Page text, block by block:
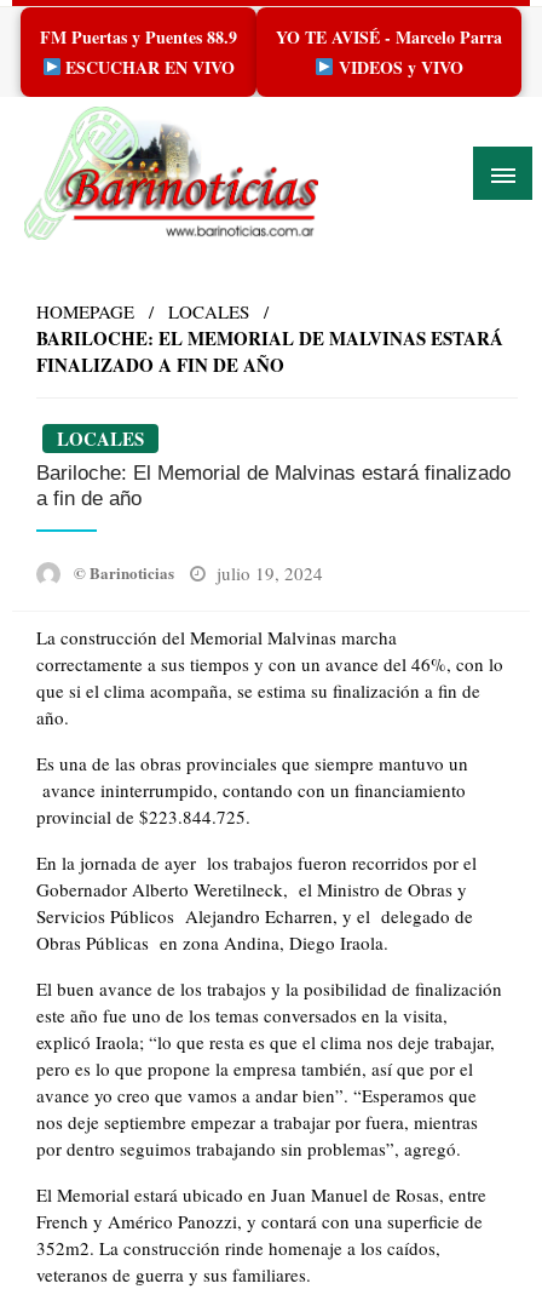
Skip
content
FM Puertas y Puentes 88.9
ESCUCHAR EN VIVO
YO TE AVISÉ - Marcelo Parra
VIDEOS y VIVO
HOMEPAGE LOCALES
BARILOCHE: EL MEMORIAL DE MALVINAS ESTARÁ
FINALIZADO A FIN DE AÑO
LOCALES
Bariloche: El Memorial de Malvinas estará finalizado
a fin de año
© Barinoticias
Posted
julio 19, 2024
La construcción del Memorial Malvinas marcha
correctamente a sus tiempos y con un avance del 46%, con lo
que si el clima acompaña, se estima su finalización a fin de
año.
Es una de las obras provinciales que siempre mantuvo un
avance ininterrumpido, contando con un financiamiento
provincial de $223.844.725.
En la jornada de ayer los trabajos fueron recorridos por el
Gobernador Alberto Weretilneck, el Ministro de Obras y
Servicios Públicos Alejandro Echarren, y el delegado de
Obras Públicas en zona Andina, Diego Iraola.
El buen avance de los trabajos y la posibilidad de finalización
este año fue uno de los temas conversados en la visita,
explicó Iraola; “lo que resta es que el clima nos deje trabajar,
pero es lo que propone la empresa también, así que por el
avance yo creo que vamos a andar bien”. “Esperamos que
nos deje septiembre empezar a trabajar por fuera, mientras
por dentro seguimos trabajando sin problemas”, agregó.
El Memorial estará ubicado en Juan Manuel de Rosas, entre
French y Américo Panozzi, y contará con una superficie de
352m2. La construcción rinde homenaje a los caídos,
veteranos de guerra y sus familiares.